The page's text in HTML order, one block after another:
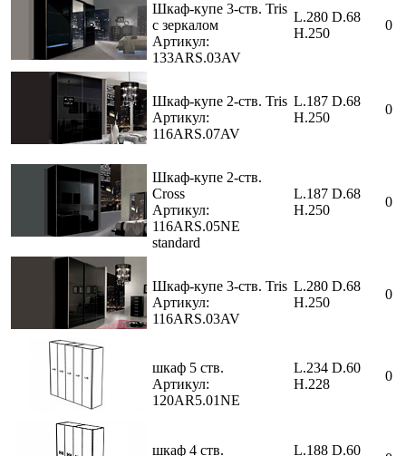
Шкаф-купе 3-ств. Tris
с зеркалом
Артикул:
133ARS.03AV
L.280 D.68
H.250
0
Шкаф-купе 2-ств. Tris
Артикул:
116ARS.07AV
L.187 D.68
H.250
0
Шкаф-купе 2-ств.
Cross
Артикул:
116ARS.05NE
standard
L.187 D.68
H.250
0
Шкаф-купе 3-ств. Tris
Артикул:
116ARS.03AV
L.280 D.68
H.250
0
шкаф 5 ств.
Артикул:
120AR5.01NE
L.234 D.60
H.228
0
шкаф 4 ств.
L.188 D.60